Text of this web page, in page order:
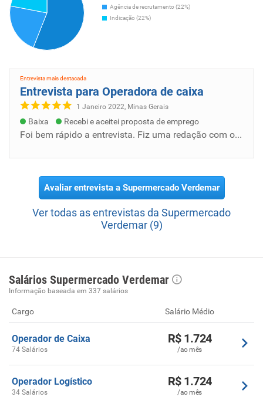
Agência de recrutamento (22%)
Indicação (22%)
Entrevista mais destacada
Entrevista para Operadora de caixa
1 Janeiro 2022, Minas Gerais
Baixa Recebi e aceitei proposta de emprego
Foi bem rápido a entrevista. Fiz uma redação com o título "quem sou eu?". Depois passei pela psicóloga, respondi algumas perguntas sobre as...
Avaliar entrevista a Supermercado Verdemar
Ver todas as entrevistas da Supermercado
Verdemar (9)
Salários Supermercado Verdemar
Informação baseada em 337 salários
Cargo Salário Médio
Operador de Caixa
74 Salários
R$ 1.724
/ao mês
Operador Logístico
34 Salários
R$ 1.724
/ao mês